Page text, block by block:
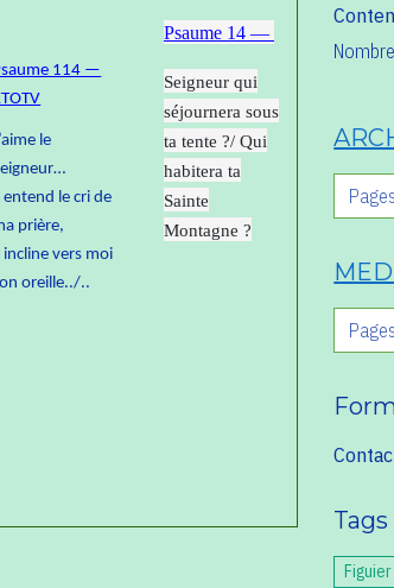
114 —
le
entend le cri de
prière,
incline vers moi
oreille../..
Psaume 14 —
Seigneur qui
séjournera sous
ta tente ?/ Qui
habitera ta
Sainte
Montagne ?
Tags